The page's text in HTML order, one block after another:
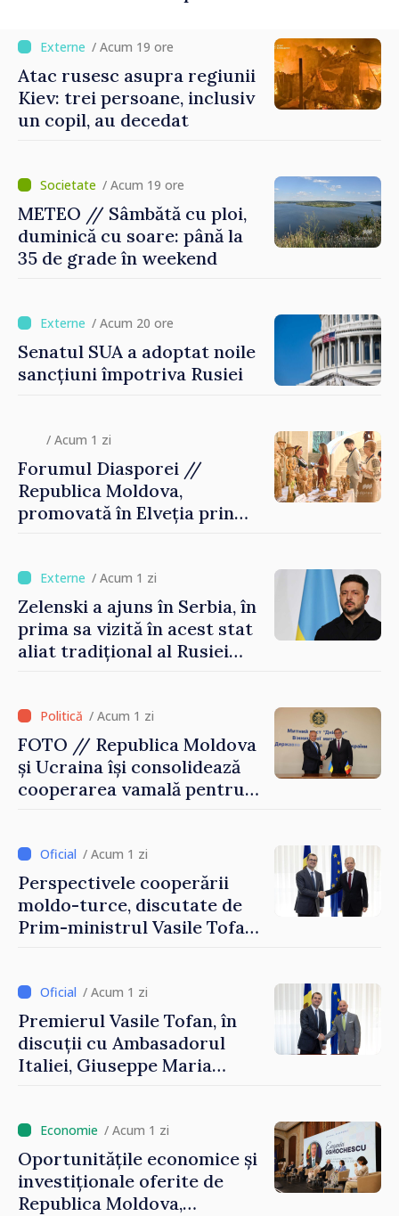
/ Acum 19 ore
Atac rusesc asupra regiunii
Kiev: trei persoane, inclusiv
un copil, au decedat
/ Acum 19 ore
METEO // Sâmbătă cu ploi,
duminică cu soare: până la
35 de grade în weekend
/ Acum 20 ore
Senatul SUA a adoptat noile
sancțiuni împotriva Rusiei
/ Acum 1 zi
Forumul Diasporei //
Republica Moldova,
promovată în Elveția prin
/ Acum 1 zi
Zelenski a ajuns în Serbia, în
prima sa vizită în acest stat
aliat tradițional al Rusiei
/ Acum 1 zi
FOTO // Republica Moldova
și Ucraina își consolidează
cooperarea vamală pentru
Reuniune la Moghiliov-
Podolsk
/ Acum 1 zi
Perspectivele cooperării
moldo-turce, discutate de
Prim-ministrul Vasile Tofan
/ Acum 1 zi
Premierul Vasile Tofan, în
discuții cu Ambasadorul
Italiei, Giuseppe Maria
/ Acum 1 zi
Oportunitățile economice și
investiționale oferite de
Republica Moldova,